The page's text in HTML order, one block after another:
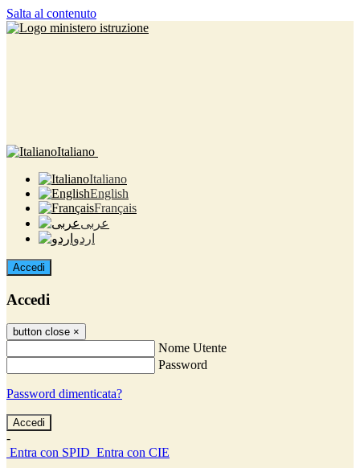
Salta al contenuto
Italiano
Italiano
English
Français
عربى
اردو
Accedi
Accedi
button close ×
Nome Utente
Password
Password dimenticata?
-
Entra con SPID Entra con CIE